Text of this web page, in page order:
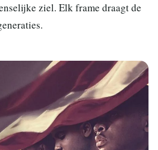
ziel. Elk frame draagt de